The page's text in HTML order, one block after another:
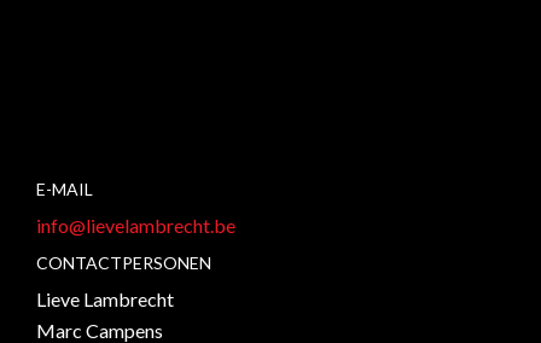
E-MAIL
info@lievelambrecht.be
CONTACTPERSONEN
Lieve Lambrecht
Marc Campens